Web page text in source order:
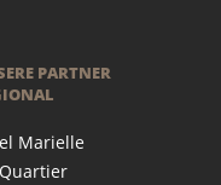
PARTNER
Marielle